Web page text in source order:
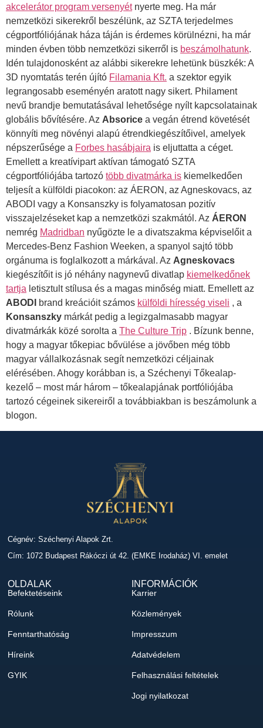
akcelerátor program versenyétnyerte meg. Ha már
nemzetközi sikerekről beszélünk, az SZTA terjedelmes
cégportfóliójának háza táján is érdemes körülnézni, ha már
minden évben több nemzetközi sikerről is beszámolhatunk.
Idén tulajdonosként az alábbi sikerekre lehetünk büszkék: A
3D nyomtatás terén újító Filamania Kft. a szektor egyik
legrangosabb eseményén aratott nagy sikert. Philament
nevű brandje bemutatásával lehetősége nyílt kapcsolatainak
globális bővítésére. Az Absorice a vegán étrend követését
könnyíti meg növényi alapú étrendkiegészítőivel, amelyek
népszerűsége a Forbes hasábjaira is eljuttatta a céget.
Emellett a kreatívipart aktívan támogató SZTA
cégportfóliójába tartozó több divatmárka is kiemelkedően
teljesít a külföldi piacokon: az ÁERON, az Agneskovacs, az
ABODI vagy a Konsanszky is folyamatosan pozitív
visszajelzéseket kap a nemzetközi szakmától. Az ÁERON
nemrég Madridban nyűgözte le a divatszakma képviselőit a
Mercedes-Benz Fashion Weeken, a spanyol sajtó több
orgánuma is foglalkozott a márkával. Az Agneskovacs
kiegészítőit is jó néhány nagynevű divatlap kiemelkedőnek
tartja letisztult stílusa és a magas minőség miatt. Emellett az
ABODI
brand kreációit számos külföldi híresség viseli , a
Konsanszky márkát pedig a legizgalmasabb magyar
divatmárkák közé sorolta a The Culture Trip . Bízunk benne,
hogy a magyar tőkepiac bővülése a jövőben még több
magyar vállalkozásnak segít nemzetközi céljainak
elérésében. Ahogy korábban is, a Széchenyi Tőkealap-
kezelő – most már három – tőkealapjának portfóliójába
tartozó cégeinek sikereiről a továbbiakban is beszámolunk a
blogon.
Cégnév: Széchenyi Alapok Zrt.
Cím: 1072 Budapest Rákóczi út 42. (EMKE Irodaház) VI. emelet
OLDALAK
Befektetéseink
Rólunk
Fenntarthatóság
Híreink
GYIK
INFORMÁCIÓK
Karrier
Közlemények
Impresszum
Adatvédelem
Felhasználási feltételek
Jogi nyilatkozat